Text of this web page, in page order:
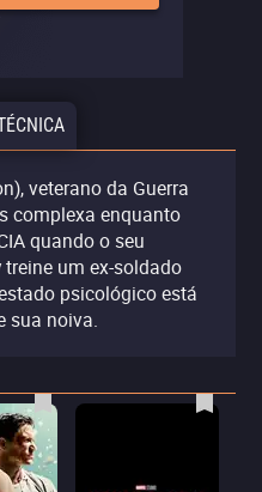
veterano da Guerra
complexa enquanto
quando o seu
um ex-soldado
psicológico está
sua noiva.